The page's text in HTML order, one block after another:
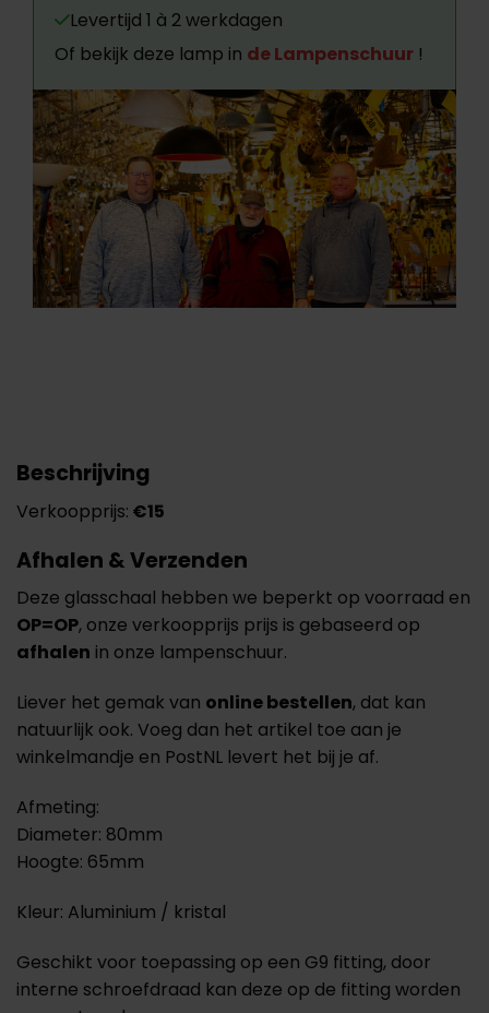
Levertijd 1 à 2 werkdagen
Of bekijk deze lamp in de Lampenschuur !
Beschrijving
Verkoopprijs: €15
Afhalen & Verzenden
Deze glasschaal hebben we beperkt op voorraad en
OP=OP, onze verkoopprijs prijs is gebaseerd op
afhalen in onze lampenschuur.
Liever het gemak van online bestellen, dat kan
natuurlijk ook. Voeg dan het artikel toe aan je
winkelmandje en PostNL levert het bij je af.
Afmeting:
Diameter: 80mm
Hoogte: 65mm
Kleur: Aluminium / kristal
Geschikt voor toepassing op een G9 fitting, door
interne schroefdraad kan deze op de fitting worden